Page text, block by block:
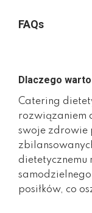
FAQs
Dlaczego
Catering
rozwiązaniem
swoje zdrowie
dietetycznemu
posiłków, co